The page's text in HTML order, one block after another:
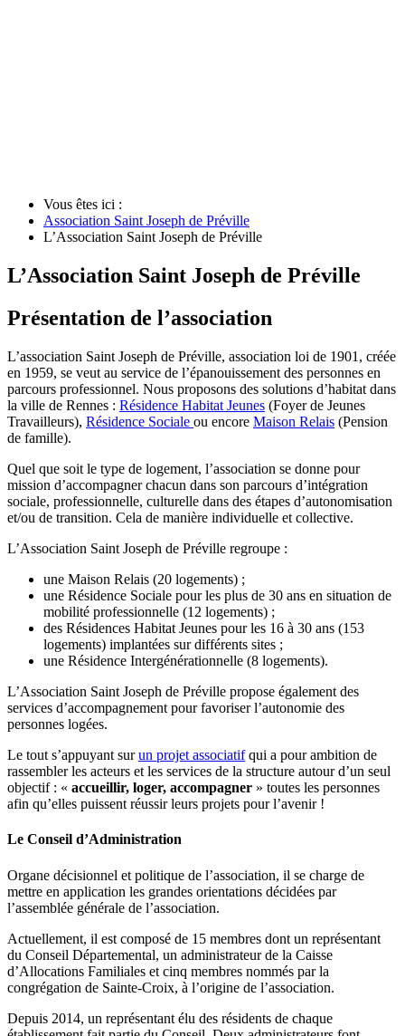
Vous êtes ici :
Association Saint Joseph de Préville
L’Association Saint Joseph de Préville
L’Association Saint Joseph de Préville
Présentation de l’association
L’association Saint Joseph de Préville, association loi de 1901, créée
en 1959, se veut au service de l’épanouissement des personnes en
parcours professionnel. Nous proposons des solutions d’habitat dans
la ville de Rennes : Résidence Habitat Jeunes (Foyer de Jeunes
Travailleurs), Résidence Sociale ou encore Maison Relais (Pension
de famille).
Quel que soit le type de logement, l’association se donne pour
mission d’accompagner chacun dans son parcours d’intégration
sociale, professionnelle, culturelle dans des étapes d’autonomisation
et/ou de transition. Cela de manière individuelle et collective.
L’Association Saint Joseph de Préville regroupe :
une Maison Relais (20 logements) ;
une Résidence Sociale pour les plus de 30 ans en situation de
mobilité professionnelle (12 logements) ;
des Résidences Habitat Jeunes pour les 16 à 30 ans (153
logements) implantées sur différents sites ;
une Résidence Intergénérationnelle (8 logements).
L’Association Saint Joseph de Préville propose également des
services d’accompagnement pour favoriser l’autonomie des
personnes logées.
Le tout s’appuyant surun projet associatifqui a pour ambition de
rassembler les acteurs et les services de la structure autour d’un seul
objectif : « accueillir, loger, accompagner » toutes les personnes
afin qu’elles puissent réussir leurs projets pour l’avenir !
Le Conseil d’Administration
Organe décisionnel et politique de l’association, il se charge de
mettre en application les grandes orientations décidées par
l’assemblée générale de l’association.
Actuellement, il est composé de 15 membres dont un représentant
du Conseil Départemental, un administrateur de la Caisse
d’Allocations Familiales et cinq membres nommés par la
congrégation de Sainte-Croix, à l’origine de l’association.
Depuis 2014, un représentant élu des résidents de chaque